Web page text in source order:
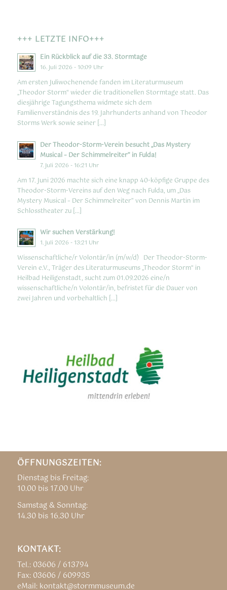
+++ LETZTE INFO+++
Ein Rückblick auf die 33. Stormtage
16. Juli 2026 - 10:09 Uhr
Am ersten Juliwochenende fanden im Literaturmuseum
„Theodor Storm“ wieder die traditionellen Stormtage statt. Das
diesjährige Tagungsthema widmete sich dem
Familienverständnis des 19. Jahrhunderts anhand von Theodor
Storms Werk sowie seiner […]
Der Theodor-Storm-Verein besucht „Das Mystery
Musical – Der Schimmelreiter” in Fulda!
7. Juli 2026 - 16:21 Uhr
Am 17. Juni 2026 machte sich eine knapp 40-köpfige Gruppe des
Theodor-Storm-Vereins auf den Weg nach Fulda, um „Das
Mystery Musical – Der Schimmelreiter” von Dennis Martin im
Schlosstheater zu […]
Wir suchen Verstärkung!
1. Juli 2026 - 13:21 Uhr
Wissenschaftliche/r Volontär/in (m/w/d) Der Theodor-Storm-
Verein e.V., Träger des Literaturmuseums „Theodor Storm“ in
Heilbad Heiligenstadt, sucht zum 01.09.2026 eine/n
wissenschaftliche/n Volontär/in, befristet für die Dauer von
zwei Jahren und vorbehaltlich […]
ÖFFNUNGSZEITEN:
Dienstag bis Freitag:
10.00 bis 17.00 Uhr
Samstag & Sonntag:
14.30 bis 16.30 Uhr
KONTAKT:
Tel.: 03606 / 613794
Fax: 03606 / 609935
eMail: kontakt@stormmuseum.de